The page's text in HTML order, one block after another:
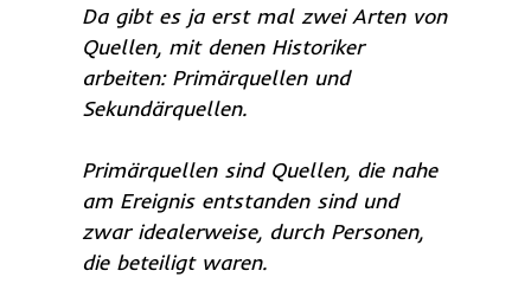
Da gibt es ja erst mal zwei Arten von
Quellen, mit denen Historiker
arbeiten: Primärquellen und
Sekundärquellen.
Primärquellen sind Quellen, die nahe
am Ereignis entstanden sind und
zwar idealerweise, durch Personen,
die beteiligt waren.